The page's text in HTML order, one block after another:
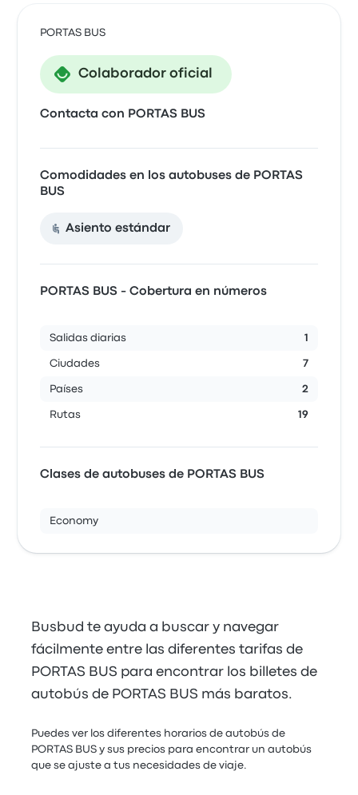
PORTAS BUS
Colaborador oficial
Contacta con PORTAS BUS
Comodidades en los autobuses de PORTAS
BUS
Asiento estándar
PORTAS BUS - Cobertura en números
Salidas diarias 1
Ciudades 7
Países 2
Rutas 19
Clases de autobuses de PORTAS BUS
Economy
Busbud te ayuda a buscar y navegar
fácilmente entre las diferentes tarifas de
PORTAS BUS para encontrar los billetes de
autobús de PORTAS BUS más baratos.
Puedes ver los diferentes horarios de autobús de
PORTAS BUS y sus precios para encontrar un autobús
que se ajuste a tus necesidades de viaje.